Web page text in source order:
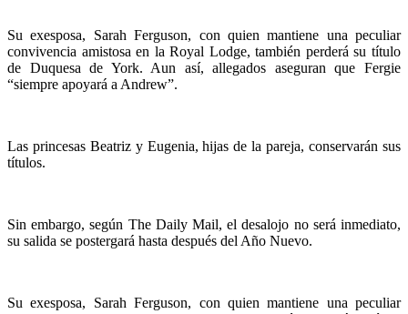
Su exesposa, Sarah Ferguson, con quien mantiene una peculiar
convivencia amistosa en la Royal Lodge, también perderá su título
de Duquesa de York. Aun así, allegados aseguran que Fergie
“siempre apoyará a Andrew”.
Las princesas Beatriz y Eugenia, hijas de la pareja, conservarán sus
títulos.
Sin embargo, según The Daily Mail, el desalojo no será inmediato,
su salida se postergará hasta después del Año Nuevo.
Su exesposa, Sarah Ferguson, con quien mantiene una peculiar